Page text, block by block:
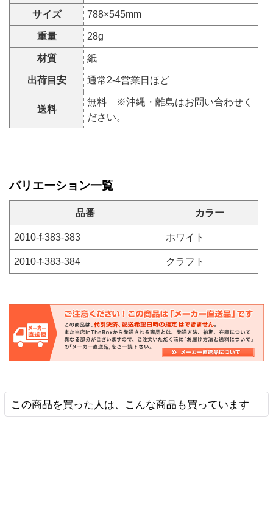
サイズ 788×545mm
重量 28g
材質 紙
出荷目安 通常2-4営業日ほど
送料
無料 ※沖縄・離島はお問い合わせく
ださい。
バリエーション一覧
品番 カラー
2010-f-383-383 ホワイト
2010-f-383-384 クラフト
この商品を買った人は、こんな商品も買っています